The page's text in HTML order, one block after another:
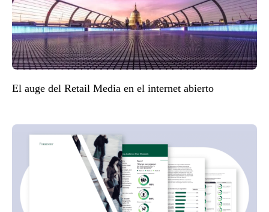
El auge del Retail Media en el internet abierto